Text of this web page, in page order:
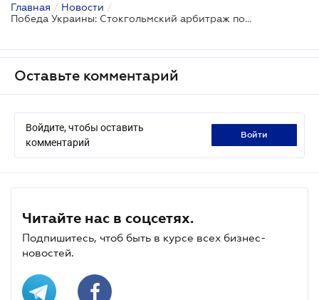
Главная / Новости /
Победа Украины: Стокгольмский арбитраж полностью отклонил иск "зеленого" инвестора на 22,7 млн евро
Оставьте комментарий
Войдите, чтобы оставить
комментарий
войти
Читайте нас в соцсетях.
Подпишитесь, чтоб быть в курсе всех бизнес-
новостей.